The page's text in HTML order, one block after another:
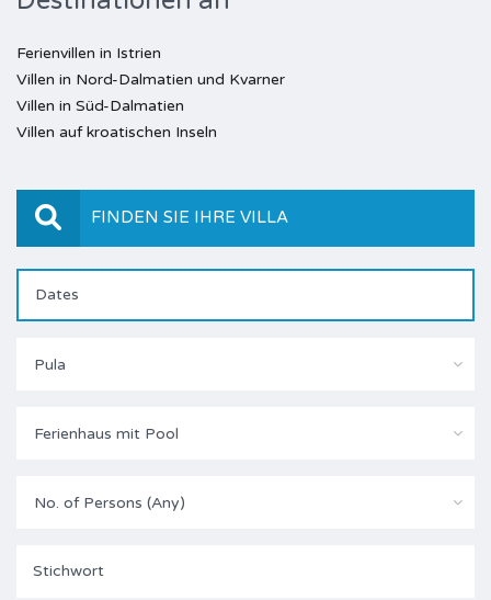
Ferienvillen in Istrien
Villen in Nord-Dalmatien und Kvarner
Villen in Süd-Dalmatien
Villen auf kroatischen Inseln
FINDEN SIE IHRE VILLA
Pula
Ferienhaus mit Pool
No. of Persons (Any)